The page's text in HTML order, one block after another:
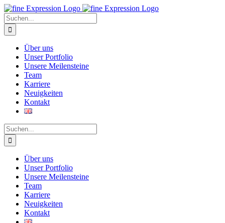
Zum
Inhalt
springen
Suche
nach:
Über uns
Unser Portfolio
Unsere Meilensteine
Team
Karriere
Neuigkeiten
Kontakt
Suche
nach:
Über uns
Unser Portfolio
Unsere Meilensteine
Team
Karriere
Neuigkeiten
Kontakt